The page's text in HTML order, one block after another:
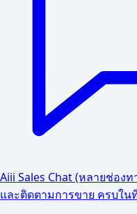
Aiii Sales Chat (หลายช่องท
และติดตามการขาย ครบใน